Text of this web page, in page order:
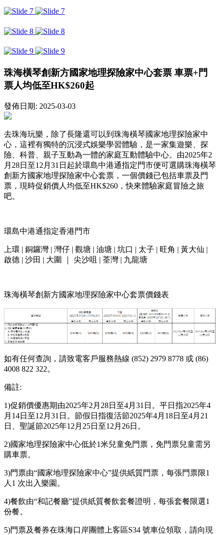
珠海橫琴創新方國家地理探險家中心套票 車票+門
票人均低至HK$260起
發佈日期: 2025-03-03
去珠海玩樂，除了長隆還可以到珠海橫琴國家地理探險家中
心，這裡有獨特的沉浸式娛樂學習體驗，是一家集遊樂、探
險、科普、親子互動為一體的家庭互動體驗中心。由2025年2
月28日至12月31日起於環島中港通指定門市便可選購珠海橫琴
創新方國家地理探險家中心套票，一個價錢已包括車票及門
票，現時促銷價人均低至HK$260，快來體驗家庭冒險之旅
吧。
環島中港通指定香港門市
上環 | 銅鑼灣 | 灣仔 | 觀塘 | 油塘 | 坑口 | 太子 | 旺角 | 黃大仙 |
啟德 | 沙田 | 大圍 ｜ 尖沙咀 | 荃灣 | 九龍塘
珠海橫琴創新方國家地理探險家中心套票價錢表
如有任何查詢，請致電客戶服務熱線 (852) 2979 8778 或 (86)
4008 822 322。
備註:
1)促銷價優惠期由2025年2月28日至4月31日。平日指2025年4
月14日至12月31日。節假日指復活節2025年4月18日至4月21
日、聖誕節2025年12月25日至12月26日。
2)國家地理探險家中心低於1米兒童免門票，免門票兒童需另
購車票。
3)門票由“國家地理探險家中心”提供紙質門票，每張門票限1
人1 次出入樂園。
4)餐飲由“和記餐廳”提供紙質餐飲套餐證明，每張套餐限選1
份餐。
5)門票及餐券在珠海口岸團體上客區S34 號車位領取，請向現